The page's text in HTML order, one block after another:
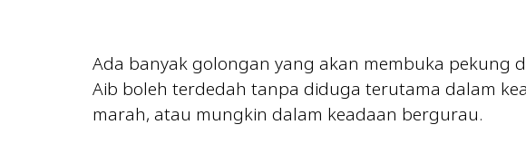
Ada banyak golongan yang akan membuka pekung
Aib boleh terdedah tanpa diduga terutama dalam
marah, atau mungkin dalam keadaan bergurau.